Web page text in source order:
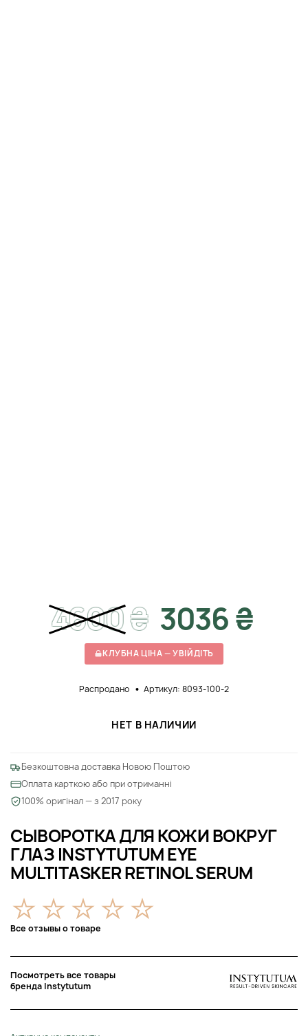
СЫВОРОТКА ДЛЯ КОЖИ ВОКРУГ
ГЛАЗ INSTYTUTUM EYE
MULTITASKER RETINOL SERUM
Все отзывы о товаре
Посмотреть все товары
бренда Instytutum
4600₴ 3036 ₴
КЛУБНА ЦІНА — УВІЙДІТЬ
Распродано Артикул: 8093-100-2
НЕТ В НАЛИЧИИ
Безкоштовна доставка Новою Поштою
Оплата карткою або при отриманні
100% оригінал — з 2017 року